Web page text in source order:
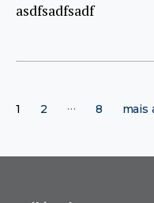
asdfsadfsadf
de
1 2 … 8 mais